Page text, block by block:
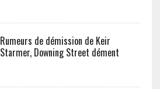
Rumeurs de démission de Keir
Starmer, Downing Street dément